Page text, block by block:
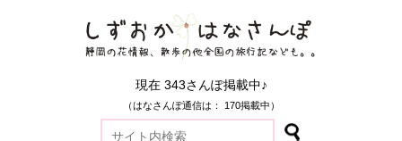
現在 343さんぽ掲載中♪
（はなさんぽ通信は： 170掲載中）